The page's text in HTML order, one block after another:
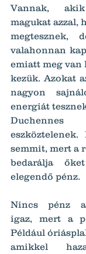
Vannak,
magukat azzal,
valahonnan
emiatt meg van
kezük. Azokat
nagyon
energiát
Duchennes
semmit, mert a
bedarálja
elegendő pénz.
Nincs pénz
igaz, mert a
Például
amikkel